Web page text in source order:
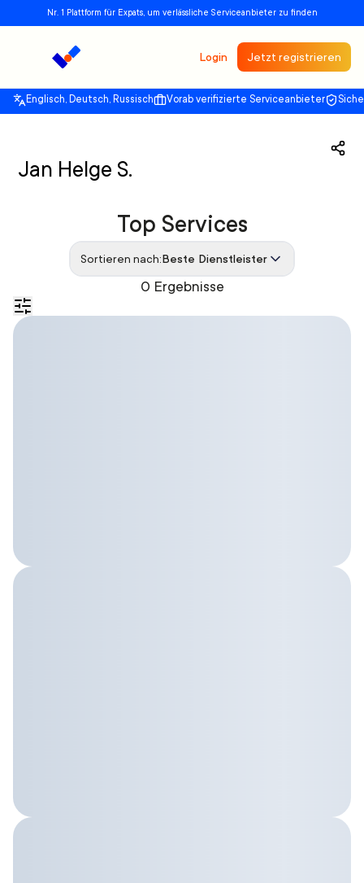
Nr. 1 Plattform für Expats, um verlässliche Serviceanbieter zu finden
Login Jetzt registrieren
Englisch, Deutsch, Russisch Vorab verifizierte Serviceanbieter
Jan Helge S.
0 Ergebnisse
Top Services
Sortieren nach:Beste Dienstleister